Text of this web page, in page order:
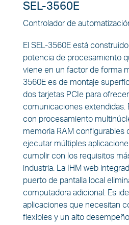
SEL-3560E
Controlador de
El SEL-3560E está
potencia de procesamiento
viene en un factor de forma
3560E es de montaje
dos tarjetas PCIe para
comunicaciones extendidas.
con procesamiento
memoria RAM configurables
ejecutar múltiples
cumplir con los requisitos
industria. La IHM web
puerto de pantalla local
computadora adicional. Es
aplicaciones que necesitan
flexibles y un alto